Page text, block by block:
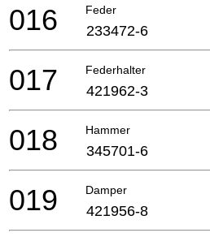
Feder
016 233472-6
Federhalter
017 421962-3
Hammer
018 345701-6
Damper
019 421956-8